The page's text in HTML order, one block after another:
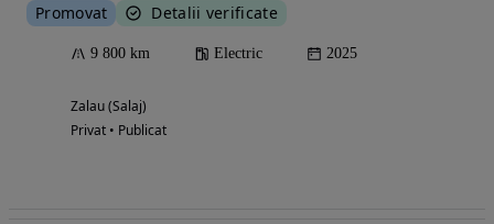
Promovat Detalii verificate
9 800 km Electric 2025
Zalau (Salaj)
Privat • Publicat